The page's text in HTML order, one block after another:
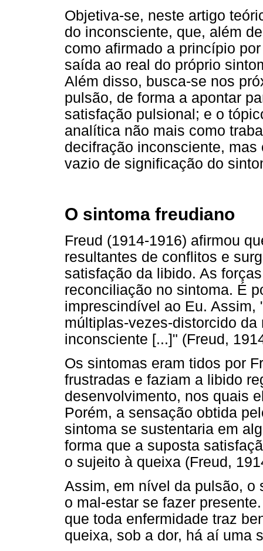
Objetiva-se, neste artigo
do inconsciente, que, além
como afirmado a princípio
saída ao real do próprio
Além disso, busca-se nos
pulsão, de forma a apontar
satisfação pulsional; e o
analítica não mais como
decifração inconsciente,
vazio de significação do
O sintoma freudiano
Freud (1914-1916) afirmou
resultantes de conflitos e
satisfação da libido. As
reconciliação no sintoma. É
imprescindível ao Eu. Assim,
múltiplas-vezes-distorcido
inconsciente [...]" (Freud,
Os sintomas eram tidos por
frustradas e faziam a libido
desenvolvimento, nos quais
Porém, a sensação obtida
sintoma se sustentaria em
forma que a suposta
o sujeito à queixa (Freud,
Assim, em nível da pulsão, o
o mal-estar se fazer
que toda enfermidade traz
queixa, sob a dor, há aí uma